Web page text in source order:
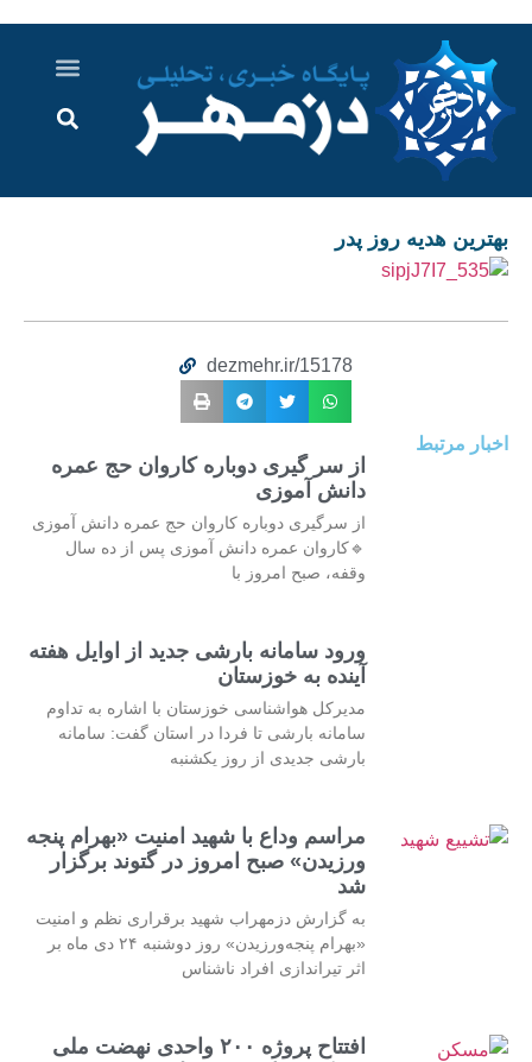
بهترین هدیه روز پدر
dezmehr.ir/15178
اخبار مرتبط
از سر گیری دوباره کاروان حج عمره
دانش آموزی
از سرگیری دوباره کاروان حج عمره دانش آموزی
🔹کاروان عمره دانش آموزی پس از ده سال
وقفه، صبح امروز با
ورود سامانه بارشی جدید از اوایل هفته
آینده به خوزستان
مدیرکل هواشناسی خوزستان با اشاره به تداوم
سامانه بارشی تا فردا در استان گفت: سامانه
بارشی جدیدی از روز یکشنبه
مراسم وداع با شهید امنیت «بهرام پنجه
ورزیدن» صبح امروز در گتوند برگزار
شد
به گزارش دزمهراب شهید برقراری نظم و امنیت
«بهرام پنجه‌ورزیدن» روز دوشنبه ۲۴ دی ماه بر
اثر تیراندازی افراد ناشناس
افتتاح پروژه ۲۰۰ واحدی نهضت ملی